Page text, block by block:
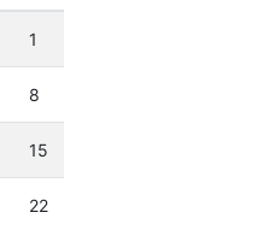
1
8
15
22